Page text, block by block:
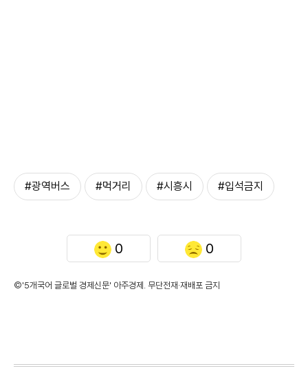
#광역버스 #먹거리 #시흥시 #입석금지
0 0
©'5개국어 글로벌 경제신문' 아주경제. 무단전재·재배포 금지